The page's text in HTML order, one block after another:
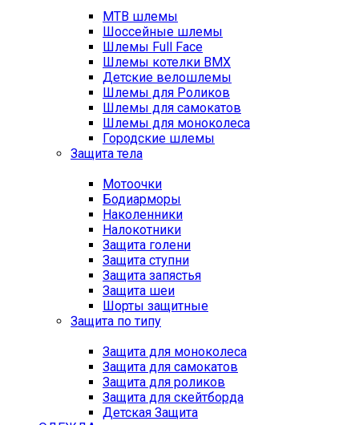
MTB шлемы
Шоссейные шлемы
Шлемы Full Face
Шлемы котелки BMX
Детские велошлемы
Шлемы для Роликов
Шлемы для самокатов
Шлемы для моноколеса
Городские шлемы
Защита тела
Мотоочки
Бодиарморы
Наколенники
Налокотники
Защита голени
Защита ступни
Защита запястья
Защита шеи
Шорты защитные
Защита по типу
Защита для моноколеса
Защита для самокатов
Защита для роликов
Защита для скейтборда
Детская Защита